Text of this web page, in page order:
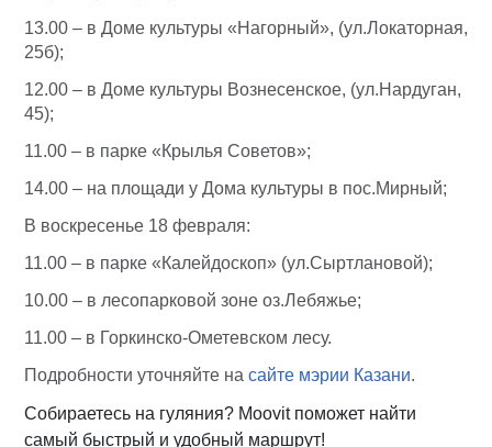
13.00 – в Доме культуры «Нагорный», (ул.Локаторная,
25б);
12.00 – в Доме культуры Вознесенское, (ул.Нардуган,
45);
11.00 – в парке «Крылья Советов»;
14.00 – на площади у Дома культуры в пос.Мирный;
В воскресенье 18 февраля:
11.00 – в парке «Калейдоскоп» (ул.Сыртлановой);
10.00 – в лесопарковой зоне оз.Лебяжье;
11.00 – в Горкинско-Ометевском лесу.
Подробности уточняйте на сайте мэрии Казани.
Собираетесь на гуляния? Moovit поможет найти
самый быстрый и удобный маршрут!